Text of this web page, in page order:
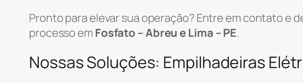
Pronto para elevar sua operação? Entre em contato e
processo em Fosfato – Abreu e Lima – PE.
Nossas Soluções: Empilhadeiras